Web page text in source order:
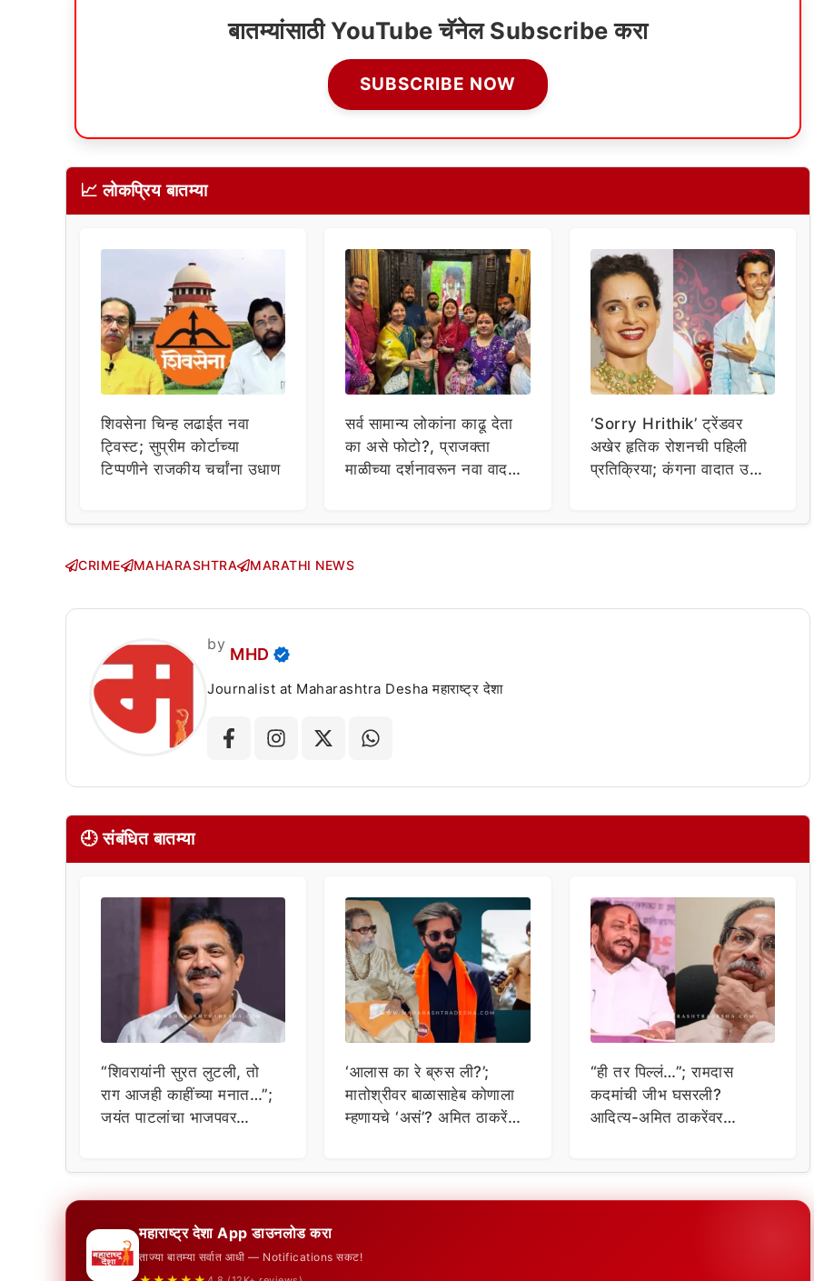
बातम्यांसाठी YouTube चॅनेल Subscribe करा
SUBSCRIBE NOW
📈 लोकप्रिय बातम्या
शिवसेना चिन्ह लढाईत नवा
ट्विस्ट; सुप्रीम कोर्टाच्या
टिप्पणीने राजकीय चर्चांना उधाण
सर्व सामान्य लोकांना काढू देता
का असे फोटो?, प्राजक्ता
माळीच्या दर्शनावरून नवा वाद;
‘Sorry Hrithik’ ट्रेंडवर
अखेर हृतिक रोशनची पहिली
प्रतिक्रिया; कंगना वादात उडी
CRIME MAHARASHTRA MARATHI NEWS
by
MHD
Journalist at Maharashtra Desha महाराष्ट्र देशा
🕘 संबंधित बातम्या
“शिवरायांनी सुरत लुटली, तो
राग आजही काहींच्या मनात…”;
जयंत पाटलांचा भाजपवर
‘आलास का रे ब्रुस ली?’;
मातोश्रीवर बाळासाहेब कोणाला
म्हणायचे ‘असं’? अमित ठाकरेंचा
“ही तर पिल्लं…”; रामदास
कदमांची जीभ घसरली?
आदित्य-अमित ठाकरेंवर
महाराष्ट्र देशा App डाउनलोड करा
ताज्या बातम्या सर्वात आधी — Notifications सकट!